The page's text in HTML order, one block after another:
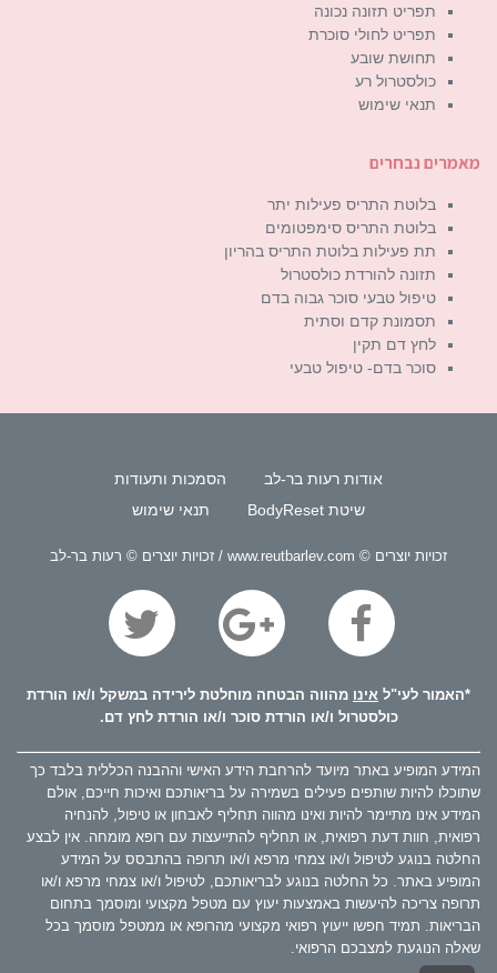
תפריט תזונה נכונה
תפריט לחולי סוכרת
תחושת שובע
כולסטרול רע
תנאי שימוש
מאמרים נבחרים
בלוטת התריס פעילות יתר
בלוטת התריס סימפטומים
תת פעילות בלוטת התריס בהריון
תזונה להורדת כולסטרול
טיפול טבעי סוכר גבוה בדם
תסמונת קדם וסתית
לחץ דם תקין
סוכר בדם- טיפול טבעי
אודות רעות בר-לב
הסמכות ותעודות
שיטת BodyReset
תנאי שימוש
זכויות יוצרים © www.reutbarlev.com / זכויות יוצרים © רעות בר-לב
*האמור לעי"ל אינו מהווה הבטחה מוחלטת לירידה במשקל ו/או הורדת
כולסטרול ו/או הורדת סוכר ו/או הורדת לחץ דם.
המידע המופיע באתר מיועד להרחבת הידע האישי וההבנה הכללית בלבד כך
שתוכלו להיות שותפים פעילים בשמירה על בריאותכם ואיכות חייכם, אולם
המידע אינו מתיימר להיות ואינו מהווה תחליף לאבחון או טיפול, להנחיה
רפואית, חוות דעת רפואית, או תחליף להתייעצות עם רופא מומחה. אין לבצע
החלטה בנוגע לטיפול ו/או צמחי מרפא ו/או תרופה בהתבסס על המידע
המופיע באתר. כל החלטה בנוגע לבריאותכם, לטיפול ו/או צמחי מרפא ו/או
תרופה צריכה להיעשות באמצעות יעוץ עם מטפל מקצועי ומוסמך בתחום
הבריאות. תמיד חפשו ייעוץ רפואי מקצועי מהרופא או ממטפל מוסמך בכל
שאלה הנוגעת למצבכם הרפואי.